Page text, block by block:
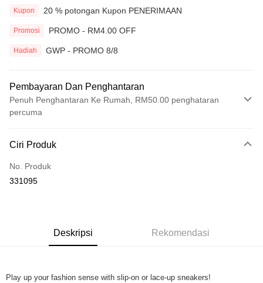
Kupon 20 % potongan Kupon PENERIMAAN
Promosi PROMO - RM4.00 OFF
Hadiah GWP - PROMO 8/8
Pembayaran Dan Penghantaran
Penuh Penghantaran Ke Rumah, RM50.00 penghataran
percuma
Kad Kredit
Perbankan atas talian
Deskripsi
Pilihan Penghantaran
Ciri Produk
No. Produk
331095
Deskripsi Rekomendasi
Play up your fashion sense with slip-on or lace-up sneakers!